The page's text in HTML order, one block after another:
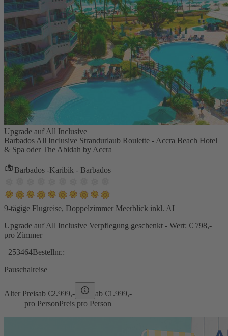
Upgrade auf All Inclusive
Barbados All Inclusive Strandurlaub Roulette - Accra Beach Hotel
& Spa oder The Abidah by Accra
Barbados -Karibik - Barbados
9-tägige Flugreise, Doppelzimmer Meerblick inkl. AI
Upgrade auf All Inclusive Verpflegung geschenkt - Wert: € 798,-
pro Zimmer
253464Bestellnr.:
Pauschalreise
Alter Preisab €2.999,- ab €1.999,-
pro PersonPreis pro Person